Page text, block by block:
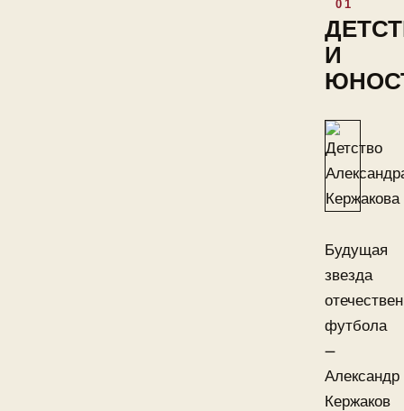
И
Будущая
звезда
футбола
—
Александр
Кержаков